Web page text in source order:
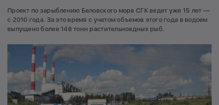
Проект по зарыблению Беловского моря СГК ведет уже 15 лет —
с 2010 года. За это время с учетом объемов этого года в водоем
выпущено более 148 тонн растительноядных рыб.